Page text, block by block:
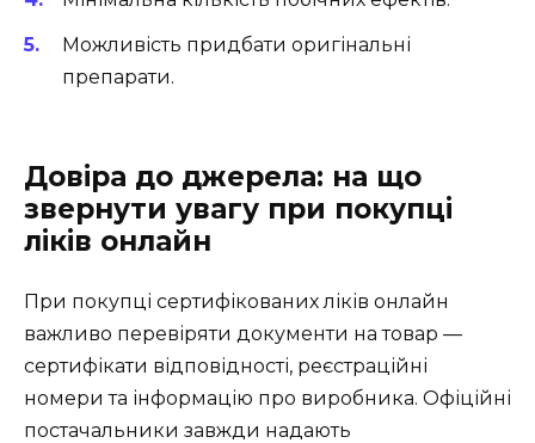
Можливість придбати оригінальні
препарати.
Довіра до джерела: на що
звернути увагу при покупці
ліків онлайн
При покупці сертифікованих ліків онлайн
важливо перевіряти документи на товар —
сертифікати відповідності, реєстраційні
номери та інформацію про виробника. Офіційні
постачальники завжди надають